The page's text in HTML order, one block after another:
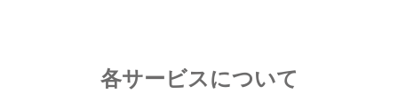
各サービスについて